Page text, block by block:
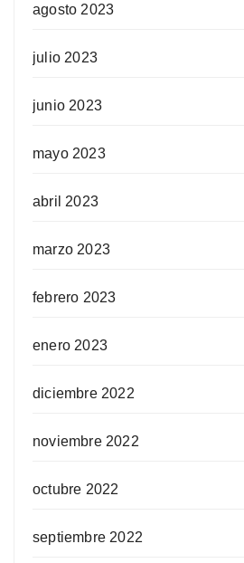
agosto 2023
julio 2023
junio 2023
mayo 2023
abril 2023
marzo 2023
febrero 2023
enero 2023
diciembre 2022
noviembre 2022
octubre 2022
septiembre 2022